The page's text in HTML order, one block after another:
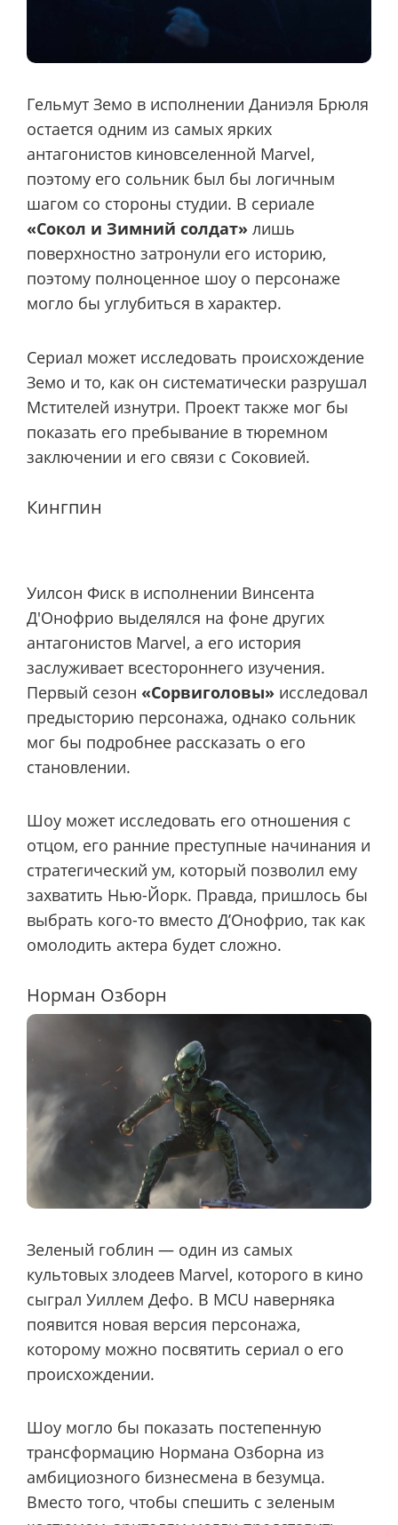
Гельмут Земо в исполнении Даниэля Брюля
остается одним из самых ярких
антагонистов киновселенной Marvel,
поэтому его сольник был бы логичным
шагом со стороны студии. В сериале
«Сокол и Зимний солдат» лишь
поверхностно затронули его историю,
поэтому полноценное шоу о персонаже
могло бы углубиться в характер.
Сериал может исследовать происхождение
Земо и то, как он систематически разрушал
Мстителей изнутри. Проект также мог бы
показать его пребывание в тюремном
заключении и его связи с Соковией.
Кингпин
Уилсон Фиск в исполнении Винсента
Д'Онофрио выделялся на фоне других
антагонистов Marvel, а его история
заслуживает всестороннего изучения.
Первый сезон «Сорвиголовы» исследовал
предысторию персонажа, однако сольник
мог бы подробнее рассказать о его
становлении.
Шоу может исследовать его отношения с
отцом, его ранние преступные начинания и
стратегический ум, который позволил ему
захватить Нью-Йорк. Правда, пришлось бы
выбрать кого-то вместо Д’Онофрио, так как
омолодить актера будет сложно.
Норман Озборн
Зеленый гоблин — один из самых
культовых злодеев Marvel, которого в кино
сыграл Уиллем Дефо. В MCU наверняка
появится новая версия персонажа,
которому можно посвятить сериал о его
происхождении.
Шоу могло бы показать постепенную
трансформацию Нормана Озборна из
амбициозного бизнесмена в безумца.
Вместо того, чтобы спешить с зеленым